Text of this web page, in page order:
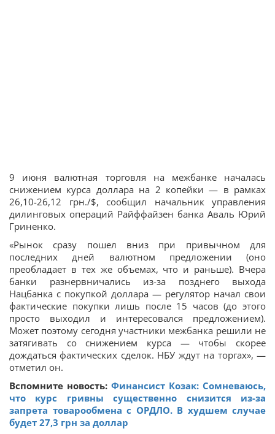
9 июня валютная торговля на межбанке началась
снижением курса доллара на 2 копейки — в рамках
26,10-26,12 грн./$, сообщил начальник управления
дилинговых операций Райффайзен банка Аваль Юрий
Гриненко.
«Рынок сразу пошел вниз при привычном для
последних дней валютном предложении (оно
преобладает в тех же объемах, что и раньше). Вчера
банки разнервничались из-за позднего выхода
Нацбанка с покупкой доллара — регулятор начал свои
фактические покупки лишь после 15 часов (до этого
просто выходил и интересовался предложением).
Может поэтому сегодня участники межбанка решили не
затягивать со снижением курса — чтобы скорее
дождаться фактических сделок. НБУ ждут на торгах», —
отметил он.
Вспомните новость: Финансист Козак: Сомневаюсь,
что курс гривны существенно снизится из-за
запрета товарообмена с ОРДЛО. В худшем случае
будет 27,3 грн за доллар